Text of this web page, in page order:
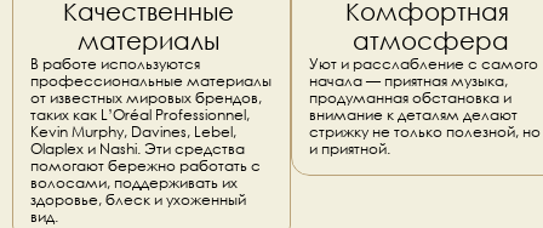
Качественные
материалы
В работе используются
профессиональные материалы
от известных мировых брендов,
таких как L’Oréal Professionnel,
Kevin Murphy, Davines, Lebel,
Olaplex и Nashi. Эти средства
помогают бережно работать с
волосами, поддерживать их
здоровье, блеск и ухоженный
вид.
Комфортная
атмосфера
Уют и расслабление с самого
начала — приятная музыка,
продуманная обстановка и
внимание к деталям делают
стрижку не только полезной, но
и приятной.